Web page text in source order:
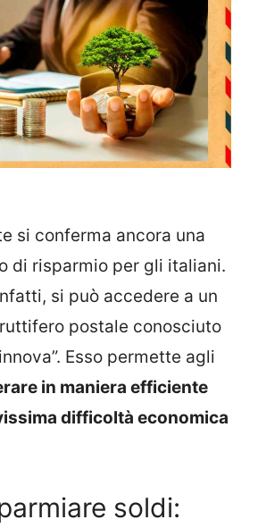
si conferma ancora una
di risparmio per gli italiani.
si può accedere a un
postale conosciuto
Esso permette agli
in maniera efficiente
difficoltà economica
soldi: